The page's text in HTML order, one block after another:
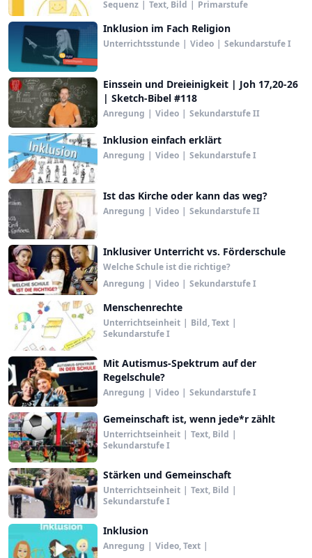
Sequenz | Text, Bild | Primarstufe
Inklusion im Fach Religion
Unterrichtsstunde | Video | Sekundarstufe I
Einssein und Dreieinigkeit | Joh 17,20-26
| Sketch-Bibel #118
Anregung | Video | Sekundarstufe II
Inklusion einfach erklärt
Anregung | Video | Sekundarstufe I
Ist das Kirche oder kann das weg?
Anregung | Video | Sekundarstufe II
Inklusiver Unterricht vs. Förderschule
Welche Schule ist die richtige?
Anregung | Video | Sekundarstufe I
Menschenrechte
Unterrichtseinheit | Bild, Text |
Sekundarstufe I
Mit Autismus-Spektrum auf der
Regelschule?
Anregung | Video | Sekundarstufe I
Gemeinschaft ist, wenn jede*r zählt
Unterrichtseinheit | Text, Bild |
Sekundarstufe I
Stärken und Gemeinschaft
Unterrichtseinheit | Text, Bild |
Sekundarstufe I
Inklusion
Anregung | Video, Text |